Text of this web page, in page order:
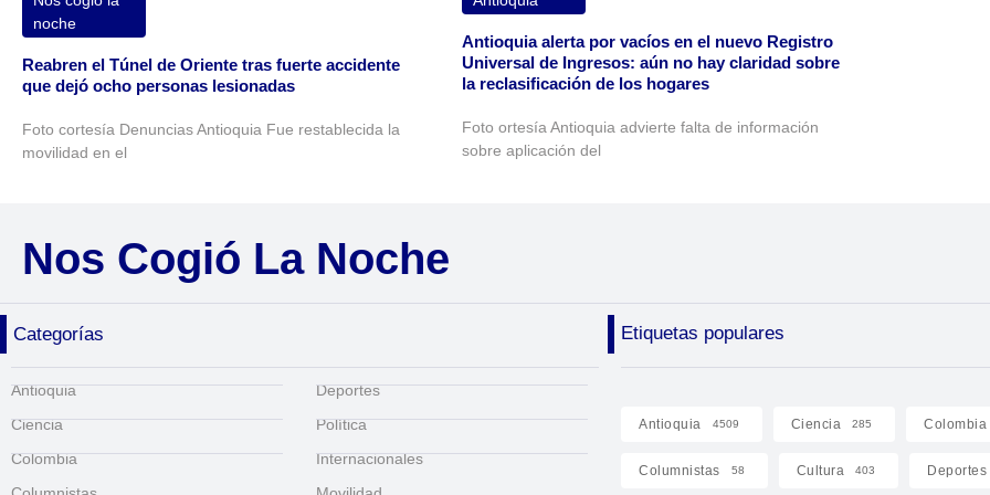
noche
Reabren el Túnel de Oriente tras fuerte accidente
que dejó ocho personas lesionadas
Foto cortesía Denuncias Antioquia Fue restablecida la
movilidad en el
Antioquia alerta por vacíos en el nuevo Registro
Universal de Ingresos: aún no hay claridad sobre
la reclasificación de los hogares
Foto ortesía Antioquia advierte falta de información
sobre aplicación del
Nos Cogió La Noche
Categorías Etiquetas populares
Antioquia
Ciencia
Colombia
Deportes
Política
Internacionales
Antioquia 4509 Ciencia 285 Colombia
Columnistas 58 Cultura 403 Deportes